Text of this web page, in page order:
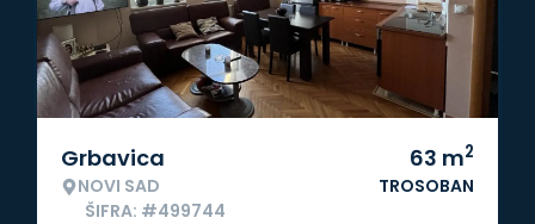
Grbavica
NOVI SAD
ŠIFRA: #499744
63 m2
TROSOBAN